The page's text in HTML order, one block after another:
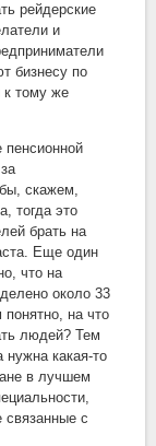
рейдерские
и
бизнесу по
к тому же
пенсионной
скажем,
тогда это
брать на
Еще один
что на
около 33
на что
людей? Тем
нужна какая-то
в лучшем
связанные с